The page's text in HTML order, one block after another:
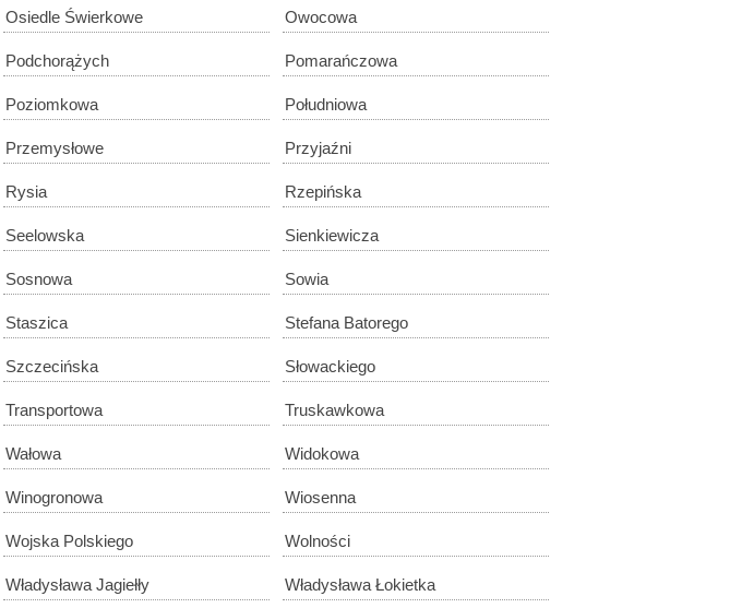
Osiedle Świerkowe Owocowa
Podchorążych Pomarańczowa
Poziomkowa Południowa
Przemysłowe Przyjaźni
Rysia Rzepińska
Seelowska Sienkiewicza
Sosnowa Sowia
Staszica Stefana Batorego
Szczecińska Słowackiego
Transportowa Truskawkowa
Wałowa Widokowa
Winogronowa Wiosenna
Wojska Polskiego Wolności
Władysława Jagiełły Władysława Łokietka